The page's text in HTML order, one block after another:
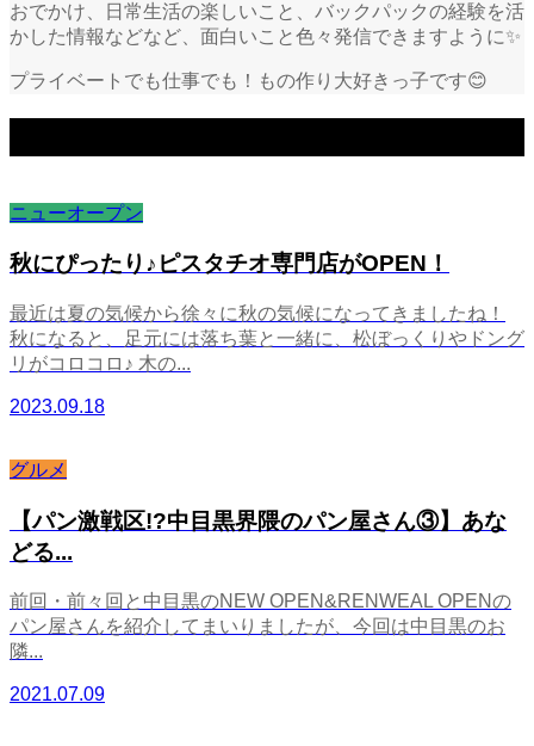
おでかけ、日常生活の楽しいこと、バックパックの経験を活
かした情報などなど、面白いこと色々発信できますように✨
プライベートでも仕事でも！もの作り大好きっ子です😊
ニューオープン
秋にぴったり♪ピスタチオ専門店がOPEN！
最近は夏の気候から徐々に秋の気候になってきましたね！
秋になると、足元には落ち葉と一緒に、松ぼっくりやドング
リがコロコロ♪ 木の...
2023.09.18
グルメ
【パン激戦区!?中目黒界隈のパン屋さん③】あな
どる...
前回・前々回と中目黒のNEW OPEN&RENWEAL OPENの
パン屋さんを紹介してまいりましたが、今回は中目黒のお
隣...
2021.07.09